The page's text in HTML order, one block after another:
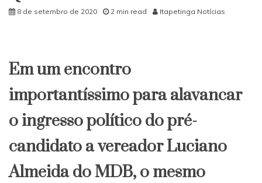
8 de setembro de 2020 2 min read Itapetinga Notícias
Em um encontro
importantíssimo para alavancar
o ingresso político do pré-
candidato a vereador Luciano
Almeida do MDB, o mesmo